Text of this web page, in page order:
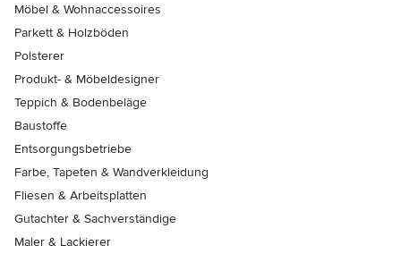
Möbel & Wohnaccessoires
Parkett & Holzböden
Polsterer
Produkt- & Möbeldesigner
Teppich & Bodenbeläge
Baustoffe
Entsorgungsbetriebe
Farbe, Tapeten & Wandverkleidung
Fliesen & Arbeitsplatten
Gutachter & Sachverständige
Maler & Lackierer